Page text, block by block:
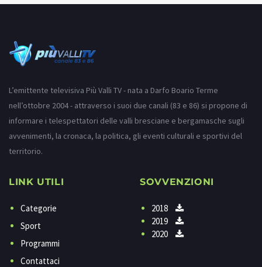
L’emittente televisiva Più Valli TV - nata a Darfo Boario Terme
nell’ottobre 2004 - attraverso i suoi due canali (83 e 86) si propone di
informare i telespettatori delle valli bresciane e bergamasche sugli
avvenimenti, la cronaca, la politica, gli eventi culturali e sportivi del
territorio.
LINK UTILI
Categorie
Sport
Programmi
Contattaci
SOVVENZIONI
2018
2019
2020